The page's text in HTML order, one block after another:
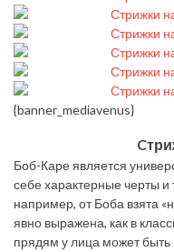
{banner_mediavenus}
Боб-Каре является
себе характерные черты и
например, от Боба взята
явно выражена, как в
прядям у лица может быть